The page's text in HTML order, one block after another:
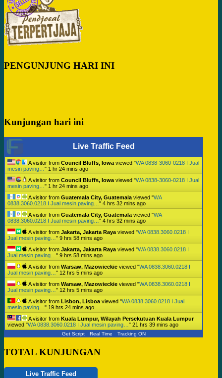
PENGUNJUNG HARI INI
Kunjungan hari ini
Live Traffic Feed
A visitor from Council Bluffs, Iowa viewed "WA 0838-3060-0218 I Jual
mesin paving… " 1 hr 24 mins ago
A visitor from Council Bluffs, Iowa viewed "WA 0838-3060-0218 I Jual
mesin paving… " 1 hr 24 mins ago
A visitor from Guatemala City, Guatemala viewed "WA
0838.3060.0218 I Jual mesin paving… " 4 hrs 32 mins ago
A visitor from Guatemala City, Guatemala viewed "WA
0838.3060.0218 I Jual mesin paving… " 4 hrs 32 mins ago
A visitor from Jakarta, Jakarta Raya viewed "WA 0838.3060.0218 I
Jual mesin paving… " 9 hrs 58 mins ago
A visitor from Jakarta, Jakarta Raya viewed "WA 0838.3060.0218 I
Jual mesin paving… " 9 hrs 58 mins ago
A visitor from Warsaw, Mazowieckie viewed "WA 0838.3060.0218 I
Jual mesin paving… " 12 hrs 5 mins ago
A visitor from Warsaw, Mazowieckie viewed "WA 0838.3060.0218 I
Jual mesin paving… " 12 hrs 5 mins ago
A visitor from Lisbon, Lisboa viewed "WA 0838.3060.0218 I Jual
mesin paving… " 19 hrs 24 mins ago
A visitor from Kuala Lumpur, Wilayah Persekutuan Kuala Lumpur
viewed "WA 0838.3060.0218 I Jual mesin paving… " 21 hrs 39 mins ago
Get Script Real Time Tracking ON
TOTAL KUNJUNGAN
Live Traffic Feed